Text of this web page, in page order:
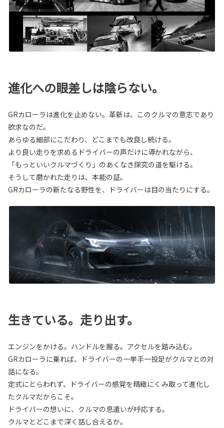
進化への眼差しは陰らない。
GRカローラは進化を止めない。革新は、このクルマの意志であり
欲求なのだ。
あらゆる細部にこだわり、どこまでも改良し続ける。
より良い走りを求めるドライバーの声だけに導かれながら、
「もっといいクルマづくり」のあくなき探究の道を駆ける。
そうして磨かれた走りは、本能の証。
GRカローラの新たなる野性を、ドライバーは目の当たりにする。
生きている。走り出す。
エンジンをかける。ハンドルを握る。アクセルを踏み込む。
GRカローラに乗れば、ドライバーの一挙手一投足がクルマとの対
話になる。
定式にとらわれず、ドライバーの感覚を精緻にくみ取って進化し
たクルマだからこそ。
ドライバーの想いに、クルマの息遣いが呼応する。
クルマとどこまで深く話し合えるか。